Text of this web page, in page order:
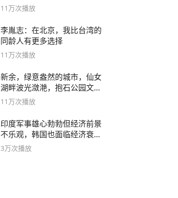
11万次播放
李胤志：在北京，我比台湾的
同龄人有更多选择
11万次播放
新余，绿意盎然的城市，仙女
湖畔波光潋滟，抱石公园文化
深邃……
11万次播放
印度军事雄心勃勃但经济前景
不乐观，韩国也面临经济衰退
风险
3万次播放